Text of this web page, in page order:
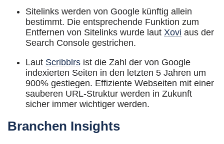
Sitelinks werden von Google künftig allein
bestimmt. Die entsprechende Funktion zum
Entfernen von Sitelinks wurde laut Xovi aus der
Search Console gestrichen.
Laut Scribblrs ist die Zahl der von Google
indexierten Seiten in den letzten 5 Jahren um
900% gestiegen. Effiziente Webseiten mit einer
sauberen URL-Struktur werden in Zukunft
sicher immer wichtiger werden.
Branchen Insights